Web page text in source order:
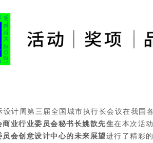
设计周第三届全国城市执行长会议在我国
业行业委员会秘书长姚歆先生在本次活
会创意设计中心的未来展望进行了精彩